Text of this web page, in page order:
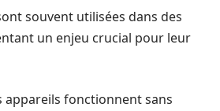
souvent utilisées dans des
un enjeu crucial pour leur
fonctionnent sans